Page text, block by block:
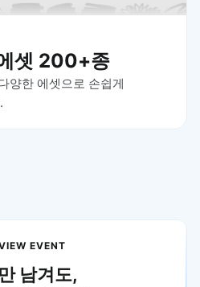
셋 200+종
양한 에셋으로 손쉽게
EVENT
남겨도,